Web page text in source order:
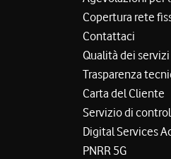
Copertura rete
Contattaci
Qualità dei servizi
Trasparenza
Carta del Cliente
Servizio di
Digital Services
PNRR 5G